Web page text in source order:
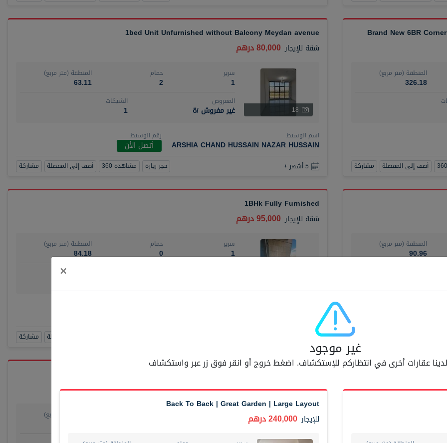
Brand New 6BR
المنطقة (متر مربع)
326.18
أضف إلى المفضلة مشاركة
1bed Unit Unfurnished without Balcony Meydan avenue
شقة للإيجار 80,000 درهم
18
سرير
1
حمام
2
المنطقة (متر مربع)
63.11
المعروض
غير مفروش /ة
الشيكات
1
اسم الوسيط
ARSHIA CHAND HUSSAIN NAZAR HUSSAIN
رقم الوسيط
أتصل الأن
5 أشهر + حجز زيارة مشاهدة 360 أضف إلى المفضلة مشاركة
المنطقة (متر مربع)
90.96
مشاركة
1BHk Fully Furnished
شقة للإيجار 95,000 درهم
سرير
1
حمام
0
المنطقة (متر مربع)
84.18
أضف إلى المفضلة مشاركة
Fully furnished 2-
شقةللإيجار 74,500 درهم
المنطقة (متر مربع)
×
غير موجود
لدينا عقارات أخرى في انتظاركم للإستكشاف. اضغط خروج أو انقر فوق زر عبر واستكشاف
Back To Back | Great Garden | Large Layout
للإيجار 240,000 درهم